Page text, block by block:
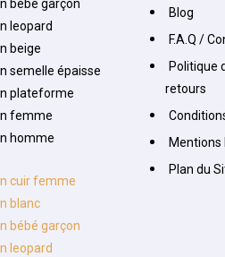
bébé garçon
leopard
beige
semelle épaisse
plateforme
femme
homme
cuir femme
blanc
bébé garçon
leopard
Blog
F.A.Q /
Politique
retours
Mentions
Plan du